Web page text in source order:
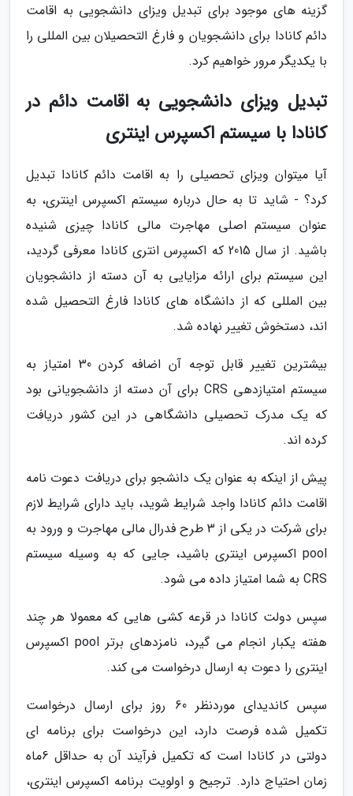
گزینه های موجود برای تبدیل ویزای دانشجویی به اقامت
دائم کانادا برای دانشجویان و فارغ التحصیلان بین المللی را
با یکدیگر مرور خواهیم کرد.
تبدیل ویزای دانشجویی به اقامت دائم در
کانادا با سیستم اکسپرس اینتری
آیا میتوان ویزای تحصیلی را به اقامت دائم کانادا تبدیل
کرد؟ - شاید تا به حال درباره سیستم اکسپرس اینتری، به
عنوان سیستم اصلی مهاجرت مالی کانادا چیزی شنیده
باشید. از سال 2015 که اکسپرس انتری کانادا معرفی گردید،
این سیستم برای ارائه مزایایی به آن دسته از دانشجویان
بین المللی که از دانشگاه های کانادا فارغ التحصیل شده
اند، دستخوش تغییر نهاده شد.
بیشترین تغییر قابل توجه آن اضافه کردن 30 امتیاز به
سیستم امتیازدهی CRS برای آن دسته از دانشجویانی بود
که یک مدرک تحصیلی دانشگاهی در این کشور دریافت
کرده اند.
پیش از اینکه به عنوان یک دانشجو برای دریافت دعوت نامه
اقامت دائم کانادا واجد شرایط شوید، باید دارای شرایط لازم
برای شرکت در یکی از 3 طرح فدرال مالی مهاجرت و ورود به
pool اکسپرس اینتری باشید، جایی که به وسیله سیستم
CRS به شما امتیاز داده می شود.
سپس دولت کانادا در قرعه کشی هایی که معمولا هر چند
هفته یکبار انجام می گیرد، نامزدهای برتر pool اکسپرس
اینتری را دعوت به ارسال درخواست می کند.
سپس کاندیدای موردنظر 60 روز برای ارسال درخواست
تکمیل شده فرصت دارد، این درخواست برای برنامه ای
دولتی در کانادا است که تکمیل فرآیند آن به حداقل 6ماه
زمان احتیاج دارد. ترجیح و اولویت برنامه اکسپرس اینتری،